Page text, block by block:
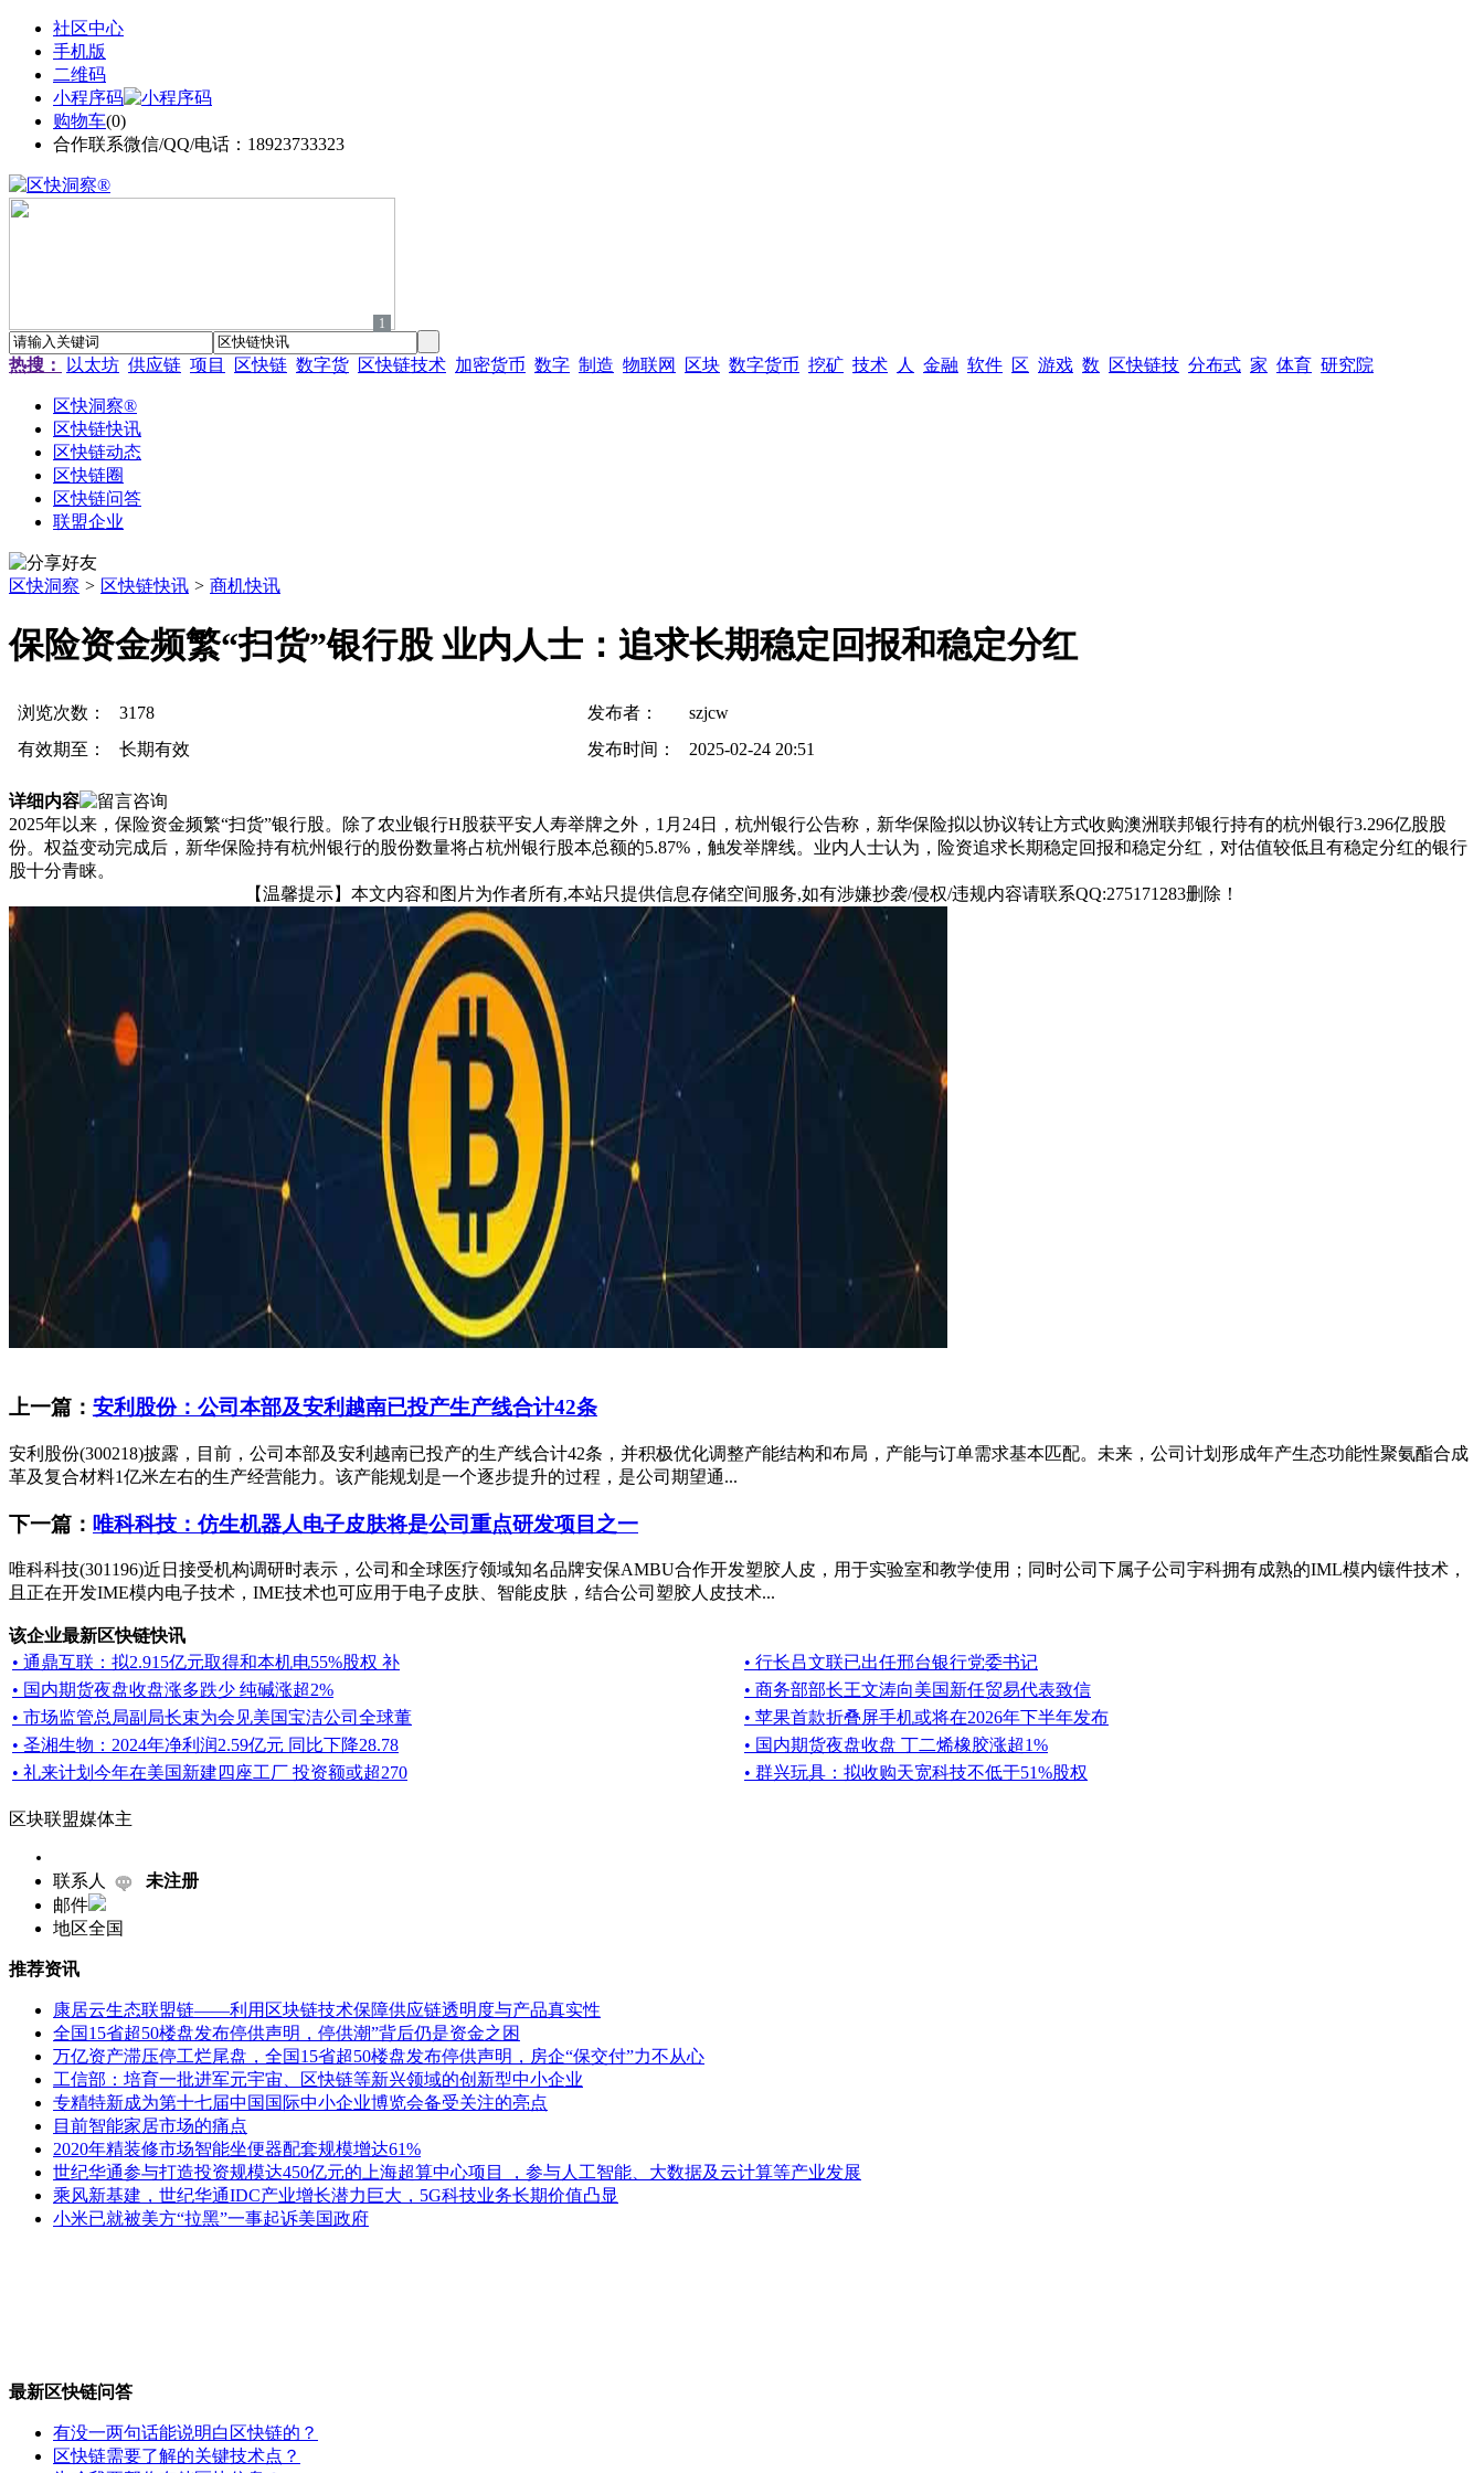
社区中心
手机版
二维码
小程序码
购物车(0)
合作联系微信/QQ/电话：18923733323
1
热搜： 以太坊 供应链 项目 区快链 数字货 区快链技术 加密货币 数字 制造 物联网 区块 数字货币 挖矿 技术 人 金融 软件 区 游戏 数 区快链技 分布式 家 体育 研究院
区快洞察®
区快链快讯
区快链动态
区快链圈
区快链问答
联盟企业
区快洞察 > 区快链快讯 > 商机快讯
保险资金频繁“扫货”银行股 业内人士：追求长期稳定回报和稳定分红
浏览次数： 3178 发布者：
szjcw
有效期至：
长期有效 发布时间： 2025-02-24 20:51
详细内容
2025年以来，保险资金频繁“扫货”银行股。除了农业银行H股获平安人寿举牌之外，1月24日，杭州银行公告称，新华保险拟以协议转让方式收购澳洲联邦银行持有的杭州银行3.296亿股股
份。权益变动完成后，新华保险持有杭州银行的股份数量将占杭州银行股本总额的5.87%，触发举牌线。业内人士认为，险资追求长期稳定回报和稳定分红，对估值较低且有稳定分红的银行
股十分青睐。
【温馨提示】本文内容和图片为作者所有,本站只提供信息存储空间服务,如有涉嫌抄袭/侵权/违规内容请联系QQ:275171283删除！
上一篇： 安利股份：公司本部及安利越南已投产生产线合计42条
安利股份(300218)披露，目前，公司本部及安利越南已投产的生产线合计42条，并积极优化调整产能结构和布局，产能与订单需求基本匹配。未来，公司计划形成年产生态功能性聚氨酯合成
革及复合材料1亿米左右的生产经营能力。该产能规划是一个逐步提升的过程，是公司期望通...
下一篇： 唯科科技：仿生机器人电子皮肤将是公司重点研发项目之一
唯科科技(301196)近日接受机构调研时表示，公司和全球医疗领域知名品牌安保AMBU合作开发塑胶人皮，用于实验室和教学使用；同时公司下属子公司宇科拥有成熟的IML模内镶件技术，
且正在开发IME模内电子技术，IME技术也可应用于电子皮肤、智能皮肤，结合公司塑胶人皮技术...
该企业最新区快链快讯
• 通鼎互联：拟2.915亿元取得和本机电55%股权 补
• 行长吕文联已出任邢台银行党委书记
• 国内期货夜盘收盘涨多跌少 纯碱涨超2%
• 商务部部长王文涛向美国新任贸易代表致信
• 市场监管总局副局长束为会见美国宝洁公司全球董
• 苹果首款折叠屏手机或将在2026年下半年发布
• 圣湘生物：2024年净利润2.59亿元 同比下降28.78
• 国内期货夜盘收盘 丁二烯橡胶涨超1%
• 礼来计划今年在美国新建四座工厂 投资额或超270
• 群兴玩具：拟收购天宽科技不低于51%股权
区块联盟媒体主
联系人
未注册
邮件
地区全国
推荐资讯
康居云生态联盟链——利用区块链技术保障供应链透明度与产品真实性
全国15省超50楼盘发布停供声明，停供潮”背后仍是资金之困
万亿资产滞压停工烂尾盘，全国15省超50楼盘发布停供声明，房企“保交付”力不从心
工信部：培育一批进军元宇宙、区快链等新兴领域的创新型中小企业
专精特新成为第十七届中国国际中小企业博览会备受关注的亮点
目前智能家居市场的痛点
2020年精装修市场智能坐便器配套规模增达61%
世纪华通参与打造投资规模达450亿元的上海超算中心项目 ，参与人工智能、大数据及云计算等产业发展
乘风新基建，世纪华通IDC产业增长潜力巨大，5G科技业务长期价值凸显
小米已就被美方“拉黑”一事起诉美国政府
最新区快链问答
有没一两句话能说明白区快链的？
区快链需要了解的关键技术点？